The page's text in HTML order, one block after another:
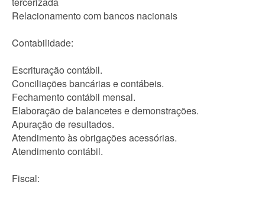
Relacionamento com bancos nacionais
Contabilidade:
Escrituração contábil.
Conciliações bancárias e contábeis.
Fechamento contábil mensal.
Elaboração de balancetes e demonstrações.
Apuração de resultados.
Atendimento às obrigações acessórias.
Atendimento contábil.
Fiscal: